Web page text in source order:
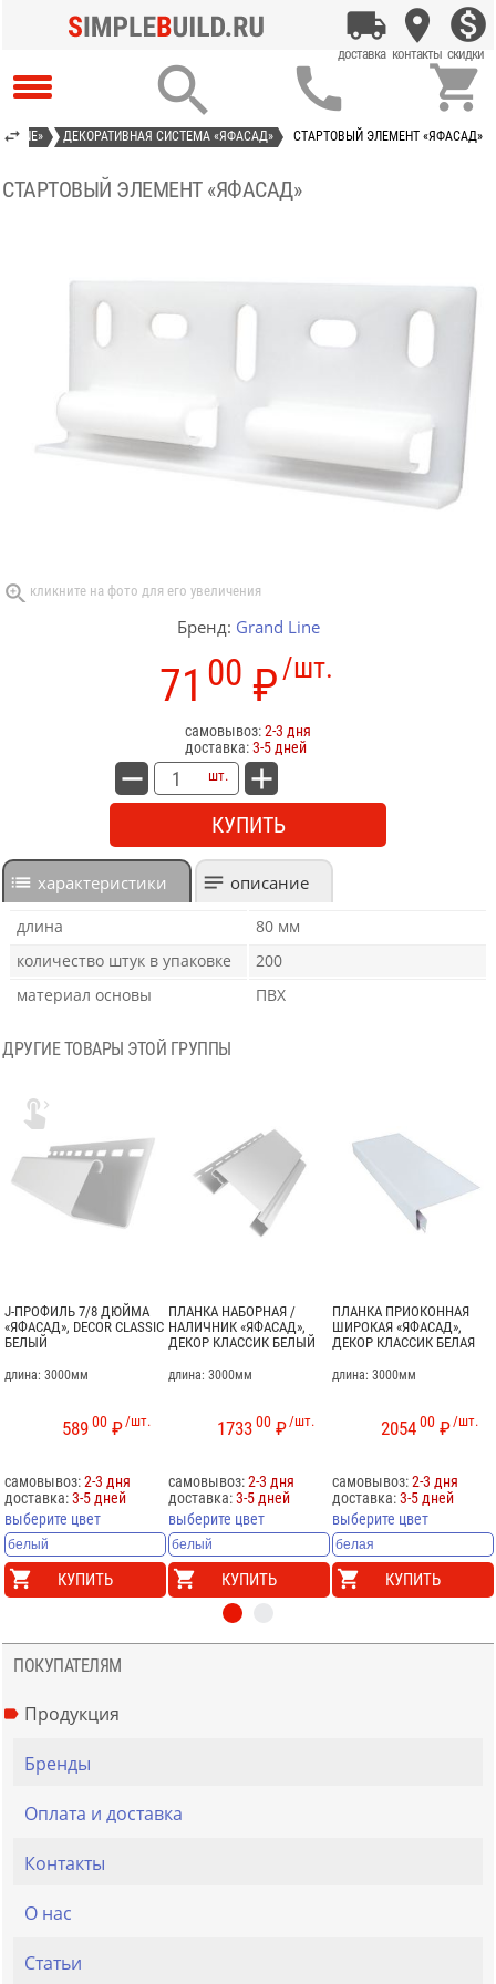
  
LINE» ДЕКОРАТИВНАЯ СИСТЕМА «ЯФАСАД» СТАРТОВЫЙ ЭЛЕМЕНТ «ЯФАСАД»
СТАРТОВЫЙ ЭЛЕМЕНТ «ЯФАСАД»
Бренд: Grand Line
/шт.
71 00 ₽
самовывоз:2-3 дня
доставка:3-5 дней
шт.
КУПИТЬ
характеристики описание
длина
80 мм
количество штук в упаковке
200
материал основы
ПВХ
ДРУГИЕ ТОВАРЫ ЭТОЙ ГРУППЫ
J-ПРОФИЛЬ 7/8 ДЮЙМА
«ЯФАСАД», DECOR CLASSIC
БЕЛЫЙ
длина: 3000мм
/шт.
58900 ₽
самовывоз:2-3 дня
доставка:3-5 дней
выберите цвет
КУПИТЬ
ПЛАНКА НАБОРНАЯ /
НАЛИЧНИК «ЯФАСАД»,
ДЕКОР КЛАССИК БЕЛЫЙ
длина: 3000мм
/шт.
173300 ₽
самовывоз:2-3 дня
доставка:3-5 дней
выберите цвет
КУПИТЬ
ПЛАНКА ПРИОКОННАЯ
ШИРОКАЯ «ЯФАСАД»,
ДЕКОР КЛАССИК БЕЛАЯ
длина: 3000мм
/шт.
205400 ₽
самовывоз:2-3 дня
доставка:3-5 дней
выберите цвет
КУПИТЬ

ПОКУПАТЕЛЯМ
Продукция
Бренды
Оплата и доставка
Контакты
О нас
Статьи